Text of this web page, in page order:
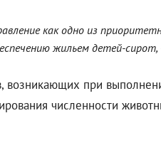
как одно из
жильем детей-сирот,
возникающих при
численности